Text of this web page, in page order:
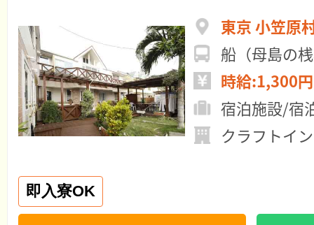
東京 小笠原
船（母島の
時給:1,300
宿泊施設/宿
クラフトイ
即入寮OK